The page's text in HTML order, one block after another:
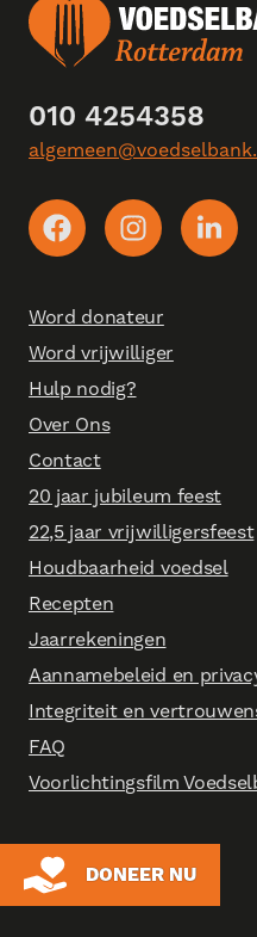
010 4254358
Word donateur
Word vrijwilliger
Hulp nodig?
Over Ons
Contact
20 jaar jubileum feest
22,5 jaar vrijwilligersfeest
Houdbaarheid voedsel
Recepten
Jaarrekeningen
Aannamebeleid en
Integriteit en
FAQ
Voorlichtingsfilm
DONEER NU